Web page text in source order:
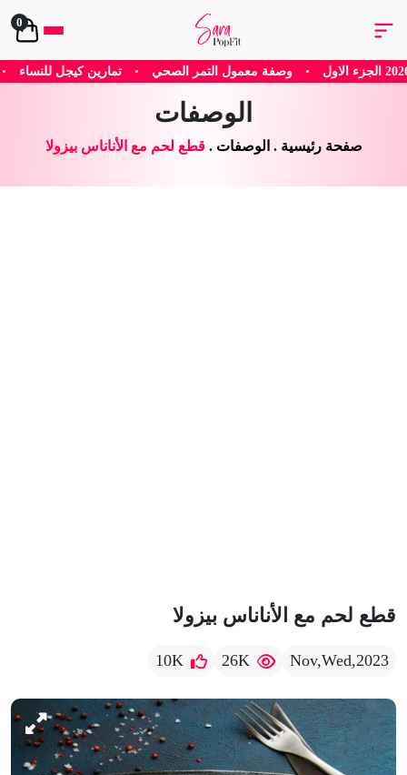
0
التمر الصحي • تمارين كيجل للنساء • هل يساعد الكافيين في إنقاص
الوصفات
صفحة رئيسية . الوصفات . قطع لحم مع الأناناس بيزولا
قطع لحم مع الأناناس بيزولا
Nov,Wed,2023
26K
10K